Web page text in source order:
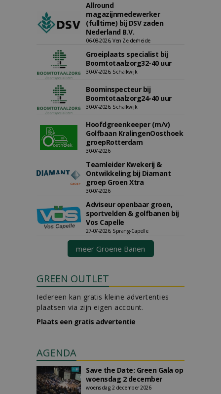
Allround
magazijnmedewerker
(fulltime) bij DSV zaden
Nederland B.V.
06-08-2026, Ven Zelderheide
Groeiplaats specialist bij
Boomtotaalzorg32-40 uur
30-07-2026, Schalkwijk
Boominspecteur bij
Boomtotaalzorg24-40 uur
30-07-2026, Schalkwijk
Hoofdgreenkeeper (m/v)
Golfbaan KralingenOosthoek
groepRotterdam
30-07-2026
Teamleider Kwekerij &
Ontwikkeling bij Diamant
groep Groen Xtra
30-07-2026
Adviseur openbaar groen,
sportvelden & golfbanen bij
Vos Capelle
27-07-2026, Sprang-Capelle
meer Groene Banen
GREEN OUTLET
Iedereen kan gratis kleine advertenties
plaatsen via zijn eigen account.
Plaats een gratis advertentie
AGENDA
Save the Date: Green Gala op
woensdag 2 december
woensdag 2 december 2026